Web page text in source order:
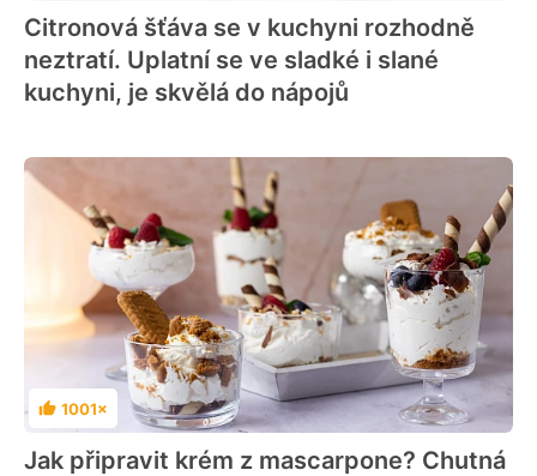
Citronová šťáva se v kuchyni rozhodně
neztratí. Uplatní se ve sladké i slané
kuchyni, je skvělá do nápojů
Hodnocení
1001×
Jak připravit krém z mascarpone? Chutná